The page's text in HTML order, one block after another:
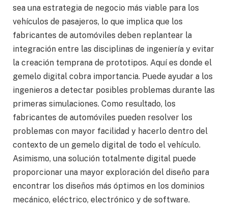
sea una estrategia de negocio más viable para los
vehículos de pasajeros, lo que implica que los
fabricantes de automóviles deben replantear la
integración entre las disciplinas de ingeniería y evitar
la creación temprana de prototipos. Aquí es donde el
gemelo digital cobra importancia. Puede ayudar a los
ingenieros a detectar posibles problemas durante las
primeras simulaciones. Como resultado, los
fabricantes de automóviles pueden resolver los
problemas con mayor facilidad y hacerlo dentro del
contexto de un gemelo digital de todo el vehículo.
Asimismo, una solución totalmente digital puede
proporcionar una mayor exploración del diseño para
encontrar los diseños más óptimos en los dominios
mecánico, eléctrico, electrónico y de software.